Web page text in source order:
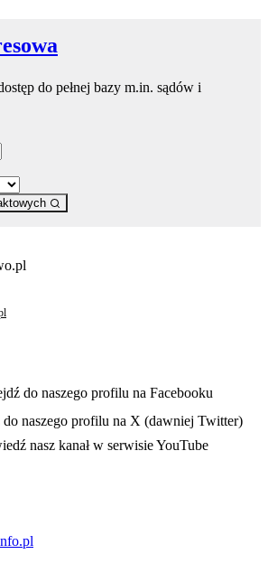
do pełnej bazy m.in. sądów i
otwiera się w nowej karcie
do naszego profilu na Facebooku
karcie
do naszego profilu na X (dawniej Twitter)
się w nowej karcie
nasz kanał w serwisie YouTube